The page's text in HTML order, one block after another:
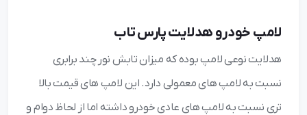
لامپ خودرو هدلایت پارس تاب
هدلایت نوعی لامپ بوده که میزان تابش نور چند برابری
نسبت به لامپ های معمولی دارد. این لامپ های قیمت بالا
تری نسبت به لامپ های عادی خودرو داشته اما از لحاظ دوام و